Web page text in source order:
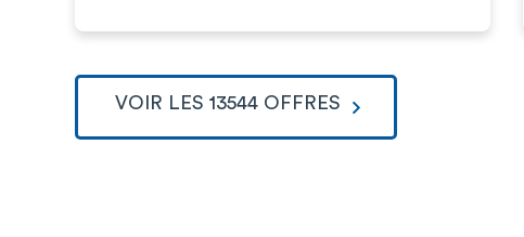
VOIR LES 13544 OFFRES